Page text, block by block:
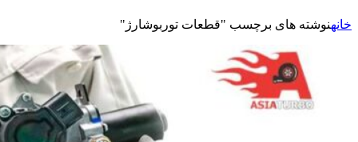
خانهنوشته های برچسب "قطعات توربوشارژ"